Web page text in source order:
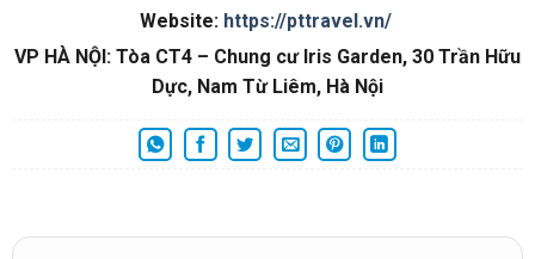
Website: https://pttravel.vn/
VP HÀ NỘI: Tòa CT4 – Chung cư Iris Garden, 30 Trần Hữu
Dực, Nam Từ Liêm, Hà Nội